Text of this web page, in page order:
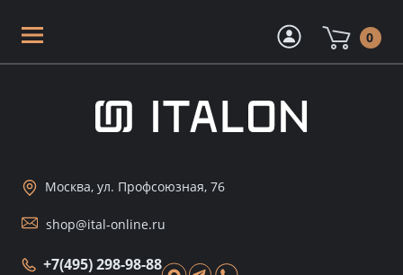
0
Москва, ул. Профсоюзная, 76
shop@ital-online.ru
+7(495) 298-98-88